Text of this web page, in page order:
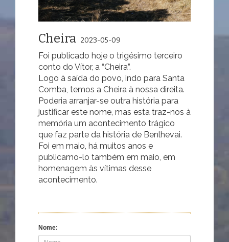
Cheira 2023-05-09
Foi publicado hoje o trigésimo terceiro
conto do Vítor, a “Cheira”.
Logo à saída do povo, indo para Santa
Comba, temos a Cheira à nossa direita.
Poderia arranjar-se outra história para
justificar este nome, mas esta traz-nos à
memória um acontecimento trágico
que faz parte da história de Benlhevai.
Foi em maio, há muitos anos e
publicamo-lo também em maio, em
homenagem às vítimas desse
acontecimento.
Nome: